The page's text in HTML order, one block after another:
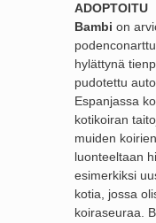
ADOPTOITU
Bambi on
hylättynä
pudotettu
Espanjassa
kotikoiran
muiden
luonteeltaan
esimerkiksi
kotia, jossa
koiraseuraa.